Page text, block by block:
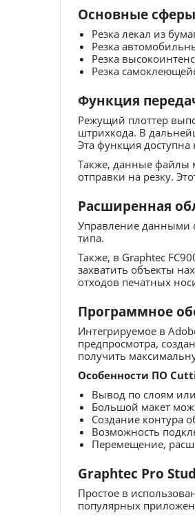
Основные сферы
Резка лекал из
Резка
Резка
Резка
Функция
Режущий плоттер
штрихкода. В
Эта функция
Также, данные файлы
отправки на резку.
Расширенная
Управление данными
типа.
Также, в Graphtec
захватить объекты
отходов печатных
Программное
Интегрируемое в
предпросмотра,
получить
Особенности ПО
Вывод по слоям
Большой макет
Создание контура
Возможность
Перемещение,
Graphtec Pro
Простое в
популярных